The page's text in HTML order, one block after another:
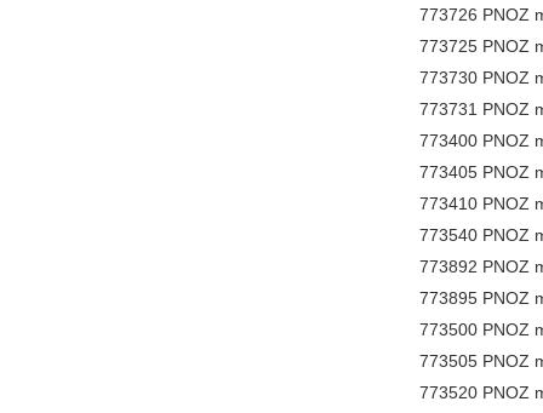
773726 PNOZ
773725 PNOZ
773730 PNOZ
773731 PNOZ
773400 PNOZ
773405 PNOZ
773410 PNOZ
773540 PNOZ
773892 PNOZ
773895 PNOZ
773500 PNOZ
773505 PNOZ
773520 PNOZ